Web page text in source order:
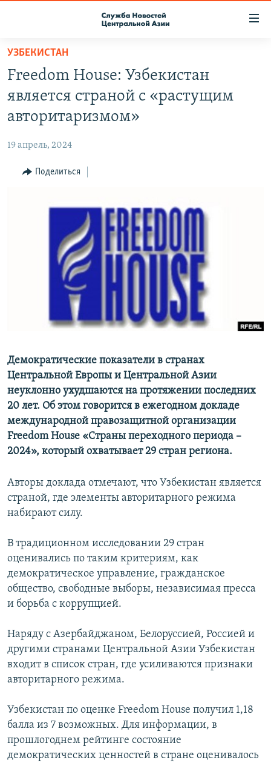
Вернуться
основному
содержанию
главной
навигации
Вернутся
О ПРОЕКТЕ
НАСТОЯЩЕЕ ВРЕМЯ
МИГРАНТ МЕДИА
УЗБЕКИСТАН
Freedom House: Узбекистан
является страной с «растущим
авторитаризмом»
19 апрель, 2024
Поделиться
Демократические показатели в странах
Центральной Европы и Центральной Азии
неуклонно ухудшаются на протяжении последних
20 лет. Об этом говорится в ежегодном докладе
международной правозащитной организации
Freedom House «Страны переходного периода –
2024», который охватывает 29 стран региона.
Авторы доклада отмечают, что Узбекистан является
страной, где элементы авторитарного режима
набирают силу.
В традиционном исследовании 29 стран
оценивались по таким критериям, как
демократическое управление, гражданское
общество, свободные выборы, независимая пресса
и борьба с коррупцией.
Наряду с Азербайджаном, Белоруссией, Россией и
другими странами Центральной Азии Узбекистан
входит в список стран, где усиливаются признаки
авторитарного режима.
Узбекистан по оценке Freedom House получил 1,18
балла из 7 возможных. Для информации, в
прошлогоднем рейтинге состояние
демократических ценностей в стране оценивалось